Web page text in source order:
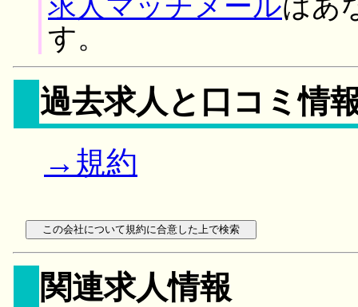
求人マッチメールはあ
す。
過去求人と口コミ情
→規約
関連求人情報